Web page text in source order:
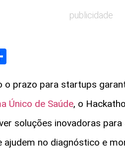
publicidade
o prazo para startups
Único de Saúde, o
soluções inovadoras
ajudem no diagnóstico e